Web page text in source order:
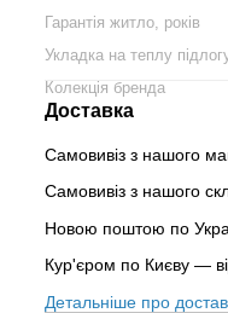
Гарантія житло, років
Укладка на теплу
Колекція бренда
Доставка
Самовивіз з нашого
Самовивіз з нашого
Новою поштою по
Кур'єром по Києву —
Детальніше про